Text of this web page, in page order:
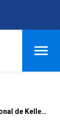
Asesoría Internacional de Kelley School of Business de la Universidad de Indiana